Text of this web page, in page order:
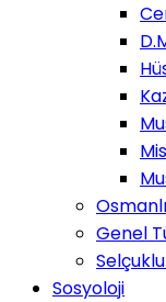
Genel
Sosyoloji